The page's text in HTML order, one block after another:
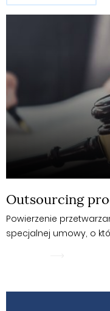
Outsourcing
Powierzenie
specjalnej umowy, o